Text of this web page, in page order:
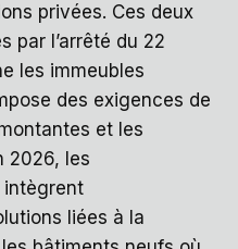
privées. Ces deux
par l’arrêté du 22
les immeubles
des exigences de
et les
2026, les
intègrent
liées à la